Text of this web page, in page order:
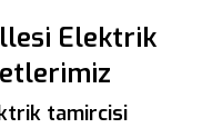
Elektrik
tamircisi